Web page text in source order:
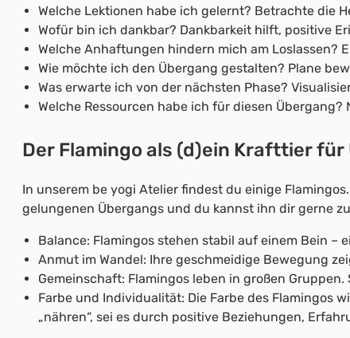
Welche Lektionen habe ich gelernt? Betrachte die
Wofür bin ich dankbar? Dankbarkeit hilft, positive
Welche Anhaftungen hindern mich am Loslassen?
Wie möchte ich den Übergang gestalten? Plane
Was erwarte ich von der nächsten Phase?
Welche Ressourcen habe ich für diesen
Der Flamingo als (d)ein Krafttier für
In unserem be yogi Atelier findest du einige
gelungenen Übergangs und du kannst ihn dir gerne
Balance: Flamingos stehen stabil auf einem Bein –
Anmut im Wandel: Ihre geschmeidige Bewegung
Gemeinschaft: Flamingos leben in großen
Farbe und Individualität: Die Farbe des Flamingos
„nähren“, sei es durch positive Beziehungen,